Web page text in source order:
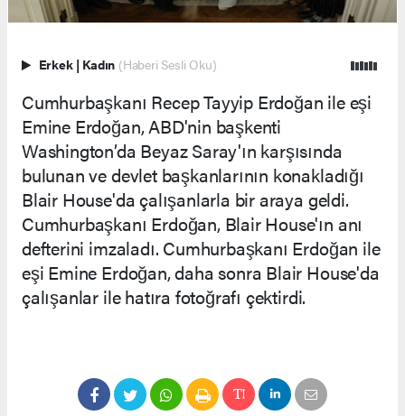
Erkek | Kadın (Haberi Sesli Oku)
Cumhurbaşkanı Recep Tayyip Erdoğan ile eşi
Emine Erdoğan, ABD'nin başkenti
Washington’da Beyaz Saray'ın karşısında
bulunan ve devlet başkanlarının konakladığı
Blair House'da çalışanlarla bir araya geldi.
Cumhurbaşkanı Erdoğan, Blair House'ın anı
defterini imzaladı. Cumhurbaşkanı Erdoğan ile
eşi Emine Erdoğan, daha sonra Blair House'da
çalışanlar ile hatıra fotoğrafı çektirdi.